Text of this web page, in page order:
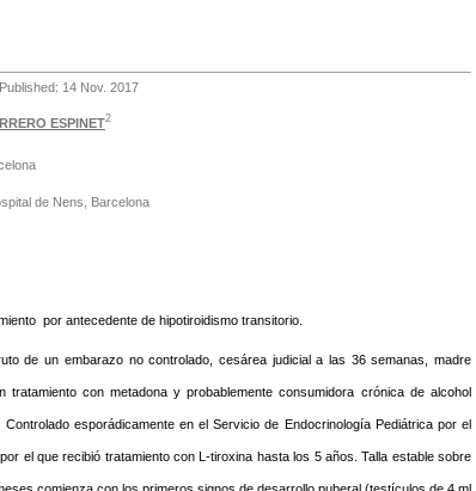
14 Nov. 2017
ESPINET2
de Nens, Barcelona
por antecedente de hipotiroidismo transitorio.
de un embarazo no controlado, cesárea judicial a las 36 semanas, madre
con metadona y probablemente consumidora crónica de alcohol
esporádicamente en el Servicio de Endocrinología Pediátrica por el
el que recibió tratamiento con L-tiroxina hasta los 5 años. Talla estable sobre